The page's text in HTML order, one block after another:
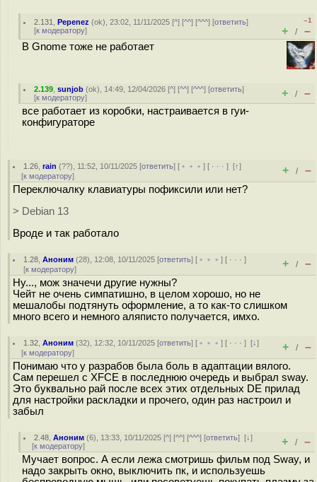
2.131 ,Pepenez (ok), 23:02, 11/11/2025 [^] [^^] [^^^] [ответить]
[к модератору]
–1
+ / –
В Gnome тоже не работает
2.139 ,sunjob (ok), 14:49, 12/04/2026 [^] [^^] [^^^] [ответить]
[к модератору] + / –
все работает из коробки, настраивается в гуи-
конфигураторе
1.26 ,rain (??), 11:52, 10/11/2025 [ответить] [ ﹢﹢﹢] [ · · ·][↑]
[к модератору] + / –
Переключалку клавиатуры пофиксили или нет?
> Debian 13
Вроде и так работало
1.28 ,Аноним (28), 12:08, 10/11/2025 [ответить] [ ﹢﹢﹢] [ · · ·]
[к модератору] + / –
Ну..., мож значечи другие нужны?
Чейт не очень симпатишно, в целом хорошо, но не
мешалобы подтянуть оформление, а то как-то слишком
много всего и немного аляписто получается, имхо.
1.32 ,Аноним (32), 12:32, 10/11/2025 [ответить] [ ﹢﹢﹢] [ · · ·][↓]
[к модератору] + / –
Понимаю что у разрабов была боль в адаптации вялого.
Сам перешел с XFCE в последнюю очередь и выбрал sway.
Это буквально рай после всех этих отдельных DE прилад
для настройки раскладки и прочего, один раз настроил и
забыл
2.48 ,Аноним (6), 13:33, 10/11/2025 [^] [^^] [^^^] [ответить][↓]
[к модератору] + / –
Мучает вопрос. А если лежа смотришь фильм под Sway, и
надо закрыть окно, выключить пк, и используешь